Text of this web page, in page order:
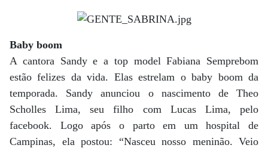
Baby boom
A cantora Sandy e a top model Fabiana Semprebom
estão felizes da vida. Elas estrelam o baby boom da
temporada. Sandy anunciou o nascimento de Theo
Scholles Lima, seu filho com Lucas Lima, pelo
facebook. Logo após o parto em um hospital de
Campinas, ela postou: “Nasceu nosso meninão. Veio